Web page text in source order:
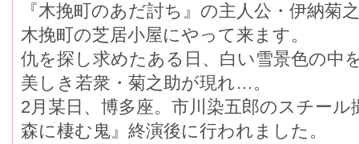
『木挽町のあだ討ち』の主人公・伊納菊
木挽町の芝居小屋にやって来ます。
仇を探し求めたある日、白い雪景色の中
美しき若衆・菊之助が現れ…。
2月某日、博多座。市川染五郎のスチー
森に棲む鬼』終演後に行われました。